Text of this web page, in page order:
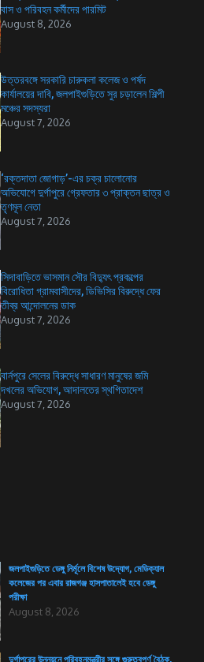
বাস ও পরিবহন কর্মীদের পারমিট
August 8, 2026
উত্তরবঙ্গে সরকারি চারুকলা কলেজ ও পর্ষদ
কার্যালয়ের দাবি, জলপাইগুড়িতে সুর চড়ালেন শিল্পী
মঞ্চের সদস্যরা
August 7, 2026
‘রক্তদাতা জোগাড়’-এর চক্র চালোনোর
অভিযোগে দুর্গাপুরে গ্রেফতার ৩ প্রাক্তন ছাত্র ও
তৃণমূল নেতা
August 7, 2026
সিদাবাড়িতে ভাসমান সৌর বিদ্যুৎ প্রকল্পের
বিরোধিতা গ্রামবাসীদের, ডিভিসির বিরুদ্ধে ফের
তীব্র আন্দোলনের ডাক
August 7, 2026
বার্নপুরে সেলের বিরুদ্ধে সাধারণ মানুষের জমি
দখলের অভিযোগ, আদালতের স্থগিতাদেশ
August 7, 2026
জলপাইগুড়িতে ডেঙ্গু নির্মূলে বিশেষ উদ্যোগ, মেডিক্যাল
কলেজের পর এবার রাজগঞ্জ হাসপাতালেই হবে ডেঙ্গু
পরীক্ষা
August 8, 2026